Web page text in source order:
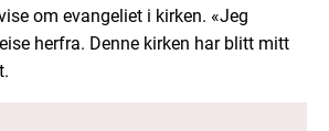
om evangeliet i kirken. «Jeg
herfra. Denne kirken har blitt mitt